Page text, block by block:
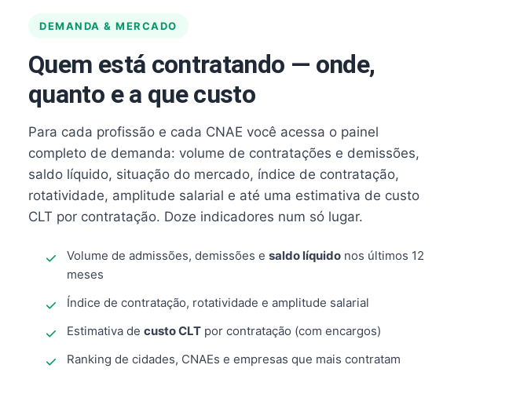
DEMANDA & MERCADO
Quem está contratando — onde,
quanto e a que custo
Para cada profissão e cada CNAE você acessa o painel
completo de demanda: volume de contratações e demissões,
saldo líquido, situação do mercado, índice de contratação,
rotatividade, amplitude salarial e até uma estimativa de custo
CLT por contratação. Doze indicadores num só lugar.
Volume de admissões, demissões e saldo líquido nos últimos 12
meses
Índice de contratação, rotatividade e amplitude salarial
Estimativa de custo CLT por contratação (com encargos)
Ranking de cidades, CNAEs e empresas que mais contratam